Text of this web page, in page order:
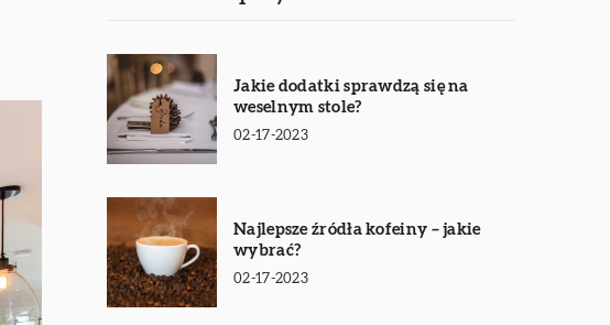
Jakie dodatki sprawdzą się na
weselnym stole?
02-17-2023
Najlepsze źródła kofeiny – jakie
wybrać?
02-17-2023